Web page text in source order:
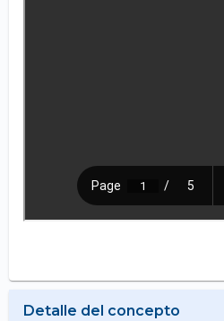
Detalle del concepto